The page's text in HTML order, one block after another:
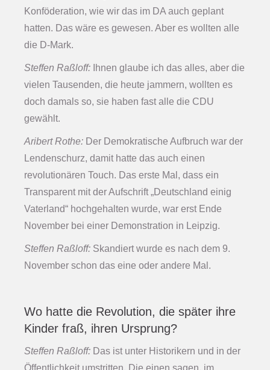
Konföderation, wie wir das im DA auch geplant
hatten. Das wäre es gewesen. Aber es wollten alle
die D-Mark.
Steffen Raßloff: Ihnen glaube ich das alles, aber die
vielen Tausenden, die heute jammern, wollten es
doch damals so, sie haben fast alle die CDU
gewählt.
Aribert Rothe: Der Demokratische Aufbruch war der
Lendenschurz, damit hatte das auch einen
revolutionären Touch. Das erste Mal, dass ein
Transparent mit der Aufschrift „Deutschland einig
Vaterland“ hochgehalten wurde, war erst Ende
November bei einer Demonstration in Leipzig.
Steffen Raßloff: Skandiert wurde es nach dem 9.
November schon das eine oder andere Mal.
Wo hatte die Revolution, die später ihre
Kinder fraß, ihren Ursprung?
Steffen Raßloff: Das ist unter Historikern und in der
Öffentlichkeit umstritten. Die einen sagen, im